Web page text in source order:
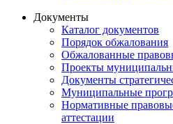
Документы
Каталог документов
Порядок обжалования
Обжалованные
Проекты
Документы
Муниципальные
Нормативные
аттестации